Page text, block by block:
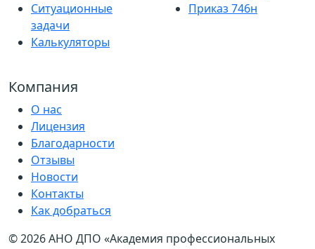
Ситуационные
задачи
Калькуляторы
Приказ 746н
Компания
О нас
Лицензия
Благодарности
Отзывы
Новости
Контакты
Как добраться
© 2026 АНО ДПО «Академия профессиональных